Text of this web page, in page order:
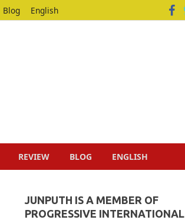
Blog English
REVIEW BLOG ENGLISH
JUNPUTH IS A MEMBER OF
PROGRESSIVE INTERNATIONAL